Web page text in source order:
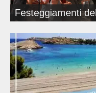
Festeggiamenti